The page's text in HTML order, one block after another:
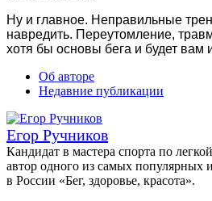
Ну и главное. Неправильные
навредить. Переутомление,
хотя бы основы бега и будет вам
Об авторе
Недавние публикации
Егор Ручников
Кандидат в мастера спорта по
автор одного из самых популярных
в России «Бег, здоровье, красота».